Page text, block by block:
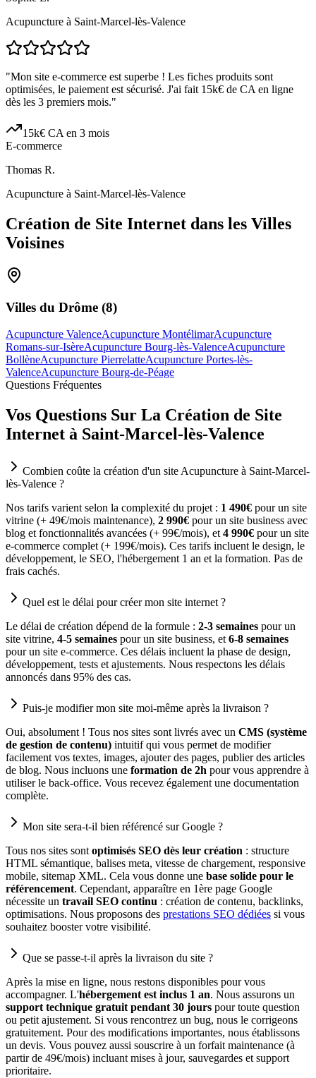
Acupuncture à Saint-Marcel-lès-Valence
"Mon site e-commerce est superbe ! Les fiches produits sont
optimisées, le paiement est sécurisé. J'ai fait 15k€ de CA en ligne
dès les 3 premiers mois."
15k€ CA en 3 mois
E-commerce
Thomas R.
Acupuncture à Saint-Marcel-lès-Valence
Création de Site Internet dans les Villes
Voisines
Villes du Drôme (8)
Acupuncture ValenceAcupuncture MontélimarAcupuncture
Romans-sur-IsèreAcupuncture Bourg-lès-ValenceAcupuncture
BollèneAcupuncture PierrelatteAcupuncture Portes-lès-
ValenceAcupuncture Bourg-de-Péage
Questions Fréquentes
Vos Questions Sur La Création de Site
Internet à Saint-Marcel-lès-Valence
Combien coûte la création d'un site Acupuncture à Saint-Marcel-
lès-Valence ?
Nos tarifs varient selon la complexité du projet : 1 490€ pour un site
vitrine (+ 49€/mois maintenance), 2 990€ pour un site business avec
blog et fonctionnalités avancées (+ 99€/mois), et 4 990€ pour un site
e-commerce complet (+ 199€/mois). Ces tarifs incluent le design, le
développement, le SEO, l'hébergement 1 an et la formation. Pas de
frais cachés.
Quel est le délai pour créer mon site internet ?
Le délai de création dépend de la formule : 2-3 semaines pour un
site vitrine, 4-5 semaines pour un site business, et 6-8 semaines
pour un site e-commerce. Ces délais incluent la phase de design,
développement, tests et ajustements. Nous respectons les délais
annoncés dans 95% des cas.
Puis-je modifier mon site moi-même après la livraison ?
Oui, absolument ! Tous nos sites sont livrés avec un CMS (système
de gestion de contenu) intuitif qui vous permet de modifier
facilement vos textes, images, ajouter des pages, publier des articles
de blog. Nous incluons une formation de 2h pour vous apprendre à
utiliser le back-office. Vous recevez également une documentation
complète.
Mon site sera-t-il bien référencé sur Google ?
Tous nos sites sont optimisés SEO dès leur création : structure
HTML sémantique, balises meta, vitesse de chargement, responsive
mobile, sitemap XML. Cela vous donne une base solide pour le
référencement. Cependant, apparaître en 1ère page Google
nécessite un travail SEO continu : création de contenu, backlinks,
optimisations. Nous proposons des prestations SEO dédiées si vous
souhaitez booster votre visibilité.
Que se passe-t-il après la livraison du site ?
Après la mise en ligne, nous restons disponibles pour vous
accompagner. L'hébergement est inclus 1 an. Nous assurons un
support technique gratuit pendant 30 jours pour toute question
ou petit ajustement. Si vous rencontrez un bug, nous le corrigeons
gratuitement. Pour des modifications importantes, nous établissons
un devis. Vous pouvez aussi souscrire à un forfait maintenance (à
partir de 49€/mois) incluant mises à jour, sauvegardes et support
prioritaire.